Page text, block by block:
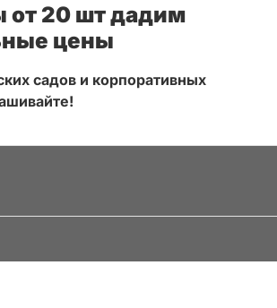
от 20 шт дадим
цены
садов и корпоративных